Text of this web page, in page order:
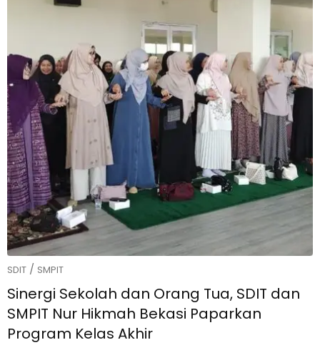
SDIT / SMPIT
Sinergi Sekolah dan Orang Tua, SDIT dan
SMPIT Nur Hikmah Bekasi Paparkan
Program Kelas Akhir